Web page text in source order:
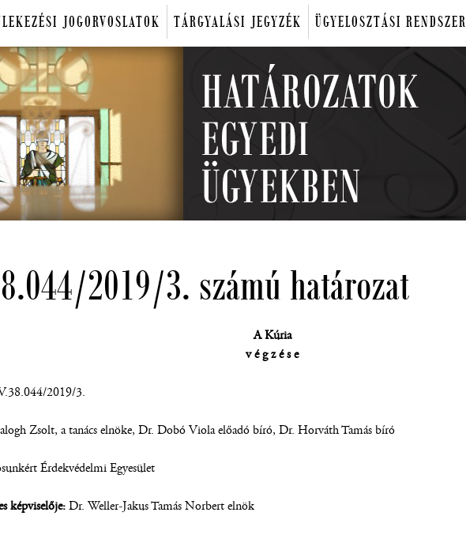
JOGORVOSLATOK TÁRGYALÁSI JEGYZÉK ÜGYELOSZTÁSI RENDSZER
2019/3. számú határozat
A Kúria
v é g z é s e
2019/3.
Zsolt, a tanács elnöke, Dr. Dobó Viola előadó bíró, Dr. Horváth Tamás bíró
Érdekvédelmi Egyesület
képviselője:Dr. Weller-Jakus Tamás Norbert elnök